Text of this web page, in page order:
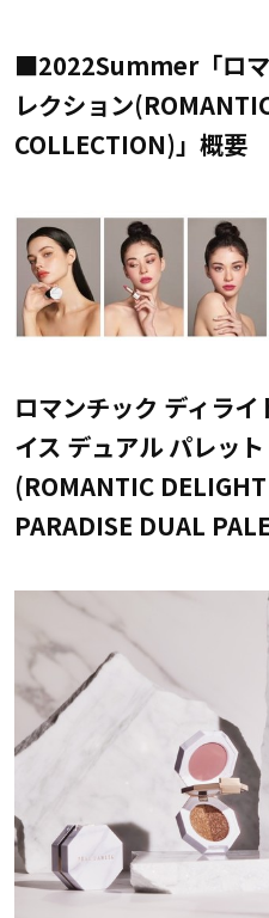
■2022Summer「ロマ
レクション
COLLECTION)」概要
ロマンチック ディラ
イス デュアル パレット
(ROMANTIC
PARADISE DUAL